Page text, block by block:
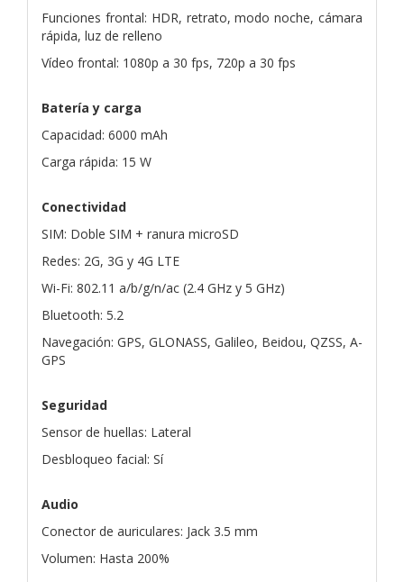
Funciones frontal: HDR, retrato, modo noche, cámara
rápida, luz de relleno
Vídeo frontal: 1080p a 30 fps, 720p a 30 fps
Batería y carga
Capacidad: 6000 mAh
Carga rápida: 15 W
Conectividad
SIM: Doble SIM + ranura microSD
Redes: 2G, 3G y 4G LTE
Wi-Fi: 802.11 a/b/g/n/ac (2.4 GHz y 5 GHz)
Bluetooth: 5.2
Navegación: GPS, GLONASS, Galileo, Beidou, QZSS, A-
GPS
Seguridad
Sensor de huellas: Lateral
Desbloqueo facial: Sí
Audio
Conector de auriculares: Jack 3.5 mm
Volumen: Hasta 200%